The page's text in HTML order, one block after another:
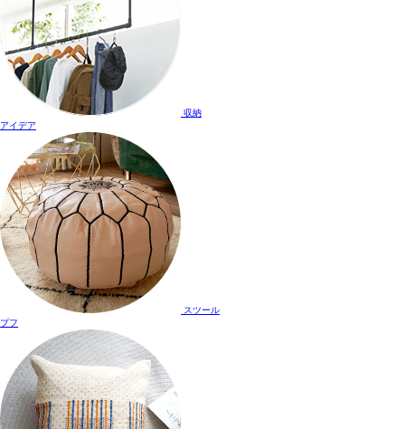
収納
アイデア
スツール
プフ